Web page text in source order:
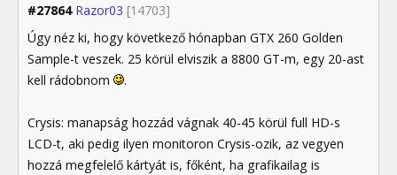
#27864 Razor03 [14703]
Úgy néz ki, hogy következő hónapban GTX 260 Golden
Sample-t veszek. 25 körül elviszik a 8800 GT-m, egy 20-ast
kell rádobnom
.
Crysis: manapság hozzád vágnak 40-45 körül full HD-s
LCD-t, aki pedig ilyen monitoron Crysis-ozik, az vegyen
hozzá megfelelő kártyát is, főként, ha grafikailag is